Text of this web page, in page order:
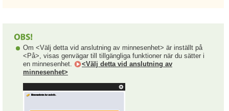
Om <Välj detta vid anslutning av minnesenhet> är inställt på
<På>, visas genvägar till tillgängliga funktioner när du sätter i
en minnesenhet.
<Välj detta vid anslutning av
minnesenhet>